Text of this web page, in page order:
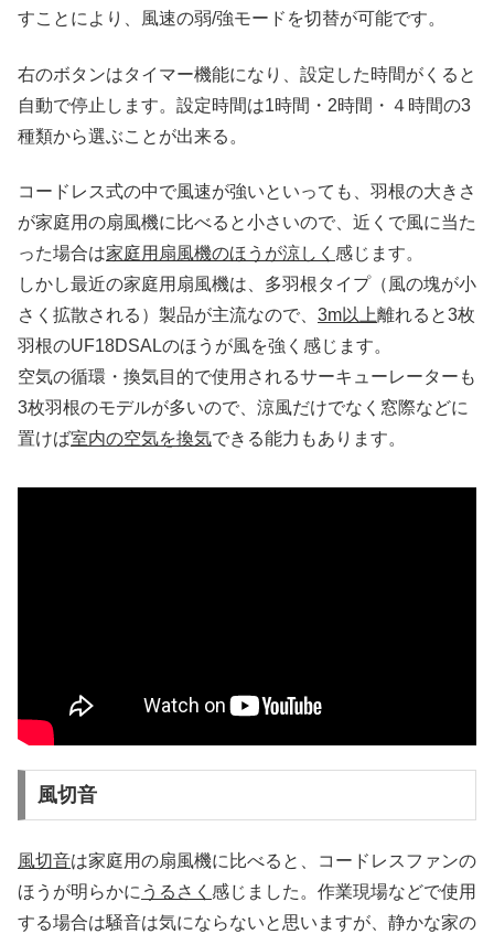
すことにより、風速の弱/強モードを切替が可能です。
右のボタンはタイマー機能になり、設定した時間がくると
自動で停止します。設定時間は1時間・2時間・４時間の3
種類から選ぶことが出来る。
コードレス式の中で風速が強いといっても、羽根の大きさ
が家庭用の扇風機に比べると小さいので、近くで風に当た
った場合は家庭用扇風機のほうが涼しく 感じます。
しかし最近の家庭用扇風機は、多羽根タイプ（風の塊が小
さく拡散される）製品が主流なので、 3m以上離れると3枚
羽根のUF18DSALのほうが風を強く感じます。
空気の循環・換気目的で使用されるサーキューレーターも
3枚羽根のモデルが多いので、涼風だけでなく窓際などに
置けば室内の空気を換気できる能力もあります。
風切音
風切音は家庭用の扇風機に比べると、コードレスファンの
ほうが明らかに うるさく 感じました。作業現場などで使用
する場合は騒音は気にならないと思いますが、静かな家の